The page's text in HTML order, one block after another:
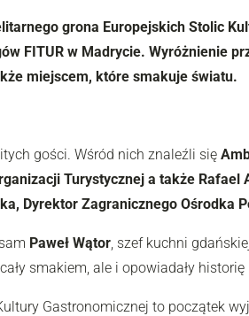
grona Europejskich Stolic
FITUR w Madrycie. Wyróżnienie
miejscem, które smakuje światu.
gości. Wśród nich znaleźli się
Turystycznej a także
Dyrektor Zagranicznego Ośrodka
Paweł Wątor, szef kuchni
smakiem, ale i opowiadały
Gastronomicznej to początek